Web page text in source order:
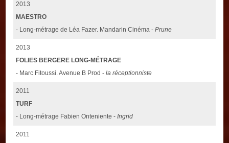
2013
MAESTRO
- Long-métrage de Léa Fazer. Mandarin Cinéma -Prune
2013
FOLIES BERGERE LONG-MÉTRAGE
- Marc Fitoussi. Avenue B Prod -la réceptionniste
2011
TURF
- Long-métrage Fabien Onteniente -Ingrid
2011